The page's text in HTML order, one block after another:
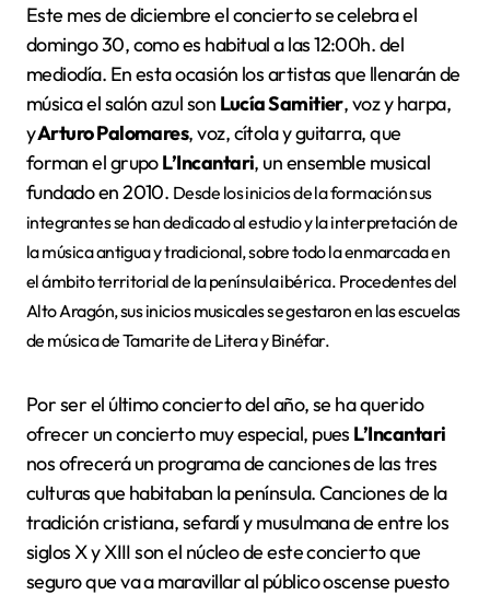
Este mes de diciembre el concierto se celebra el
domingo 30, como es habitual a las 12:00h. del
mediodía. En esta ocasión los artistas que llenarán de
música el salón azul son Lucía Samitier, voz y harpa,
yArturo Palomares, voz, cítola y guitarra, que
forman el grupoL’Incantari, un ensemble musical
fundado en 2010. Desde los inicios de la formación sus
integrantes se han dedicado al estudio y la interpretación de
la música antigua y tradicional, sobre todo la enmarcada en
el ámbito territorial de la península ibérica. Procedentes del
Alto Aragón, sus inicios musicales se gestaron en las escuelas
de música de Tamarite de Litera y Binéfar.
Por ser el último concierto del año, se ha querido
ofrecer un concierto muy especial, pues L’Incantari
nos ofrecerá un programa de canciones de las tres
culturas que habitaban la península. Canciones de la
tradición cristiana, sefardí y musulmana de entre los
siglos X y XIII son el núcleo de este concierto que
seguro que va a maravillar al público oscense puesto